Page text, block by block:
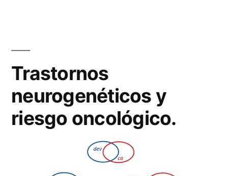
Trastornos
neurogenéticos y
riesgo oncológico.